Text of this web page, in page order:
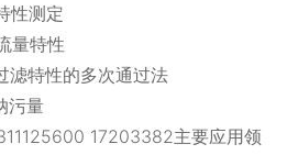
性测定
量特性
滤特性的多次通过法
污量
17203382主要应用领